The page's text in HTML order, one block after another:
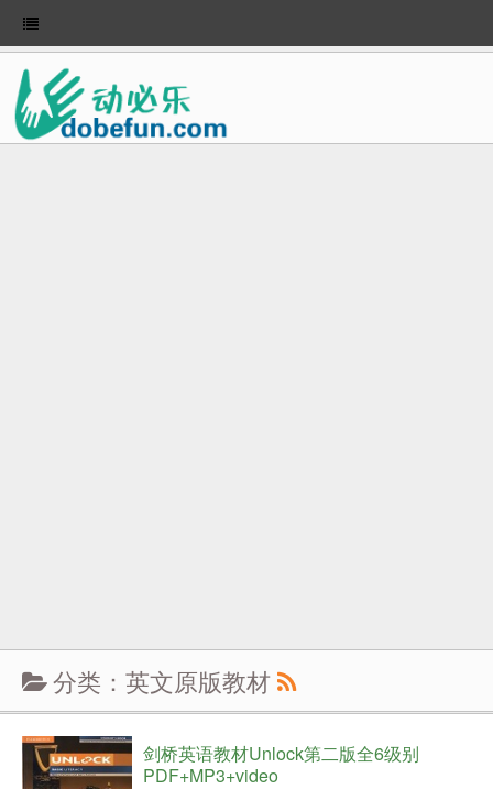
分类：英文原版教材
剑桥英语教材Unlock第二版全6级别
PDF+MP3+video